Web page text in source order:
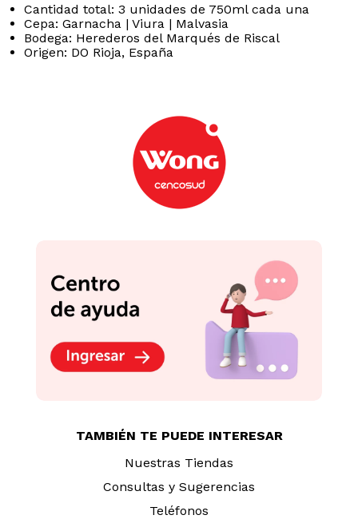
Cantidad total: 3 unidades de 750ml cada una
Cepa: Garnacha | Viura | Malvasia
Bodega: Herederos del Marqués de Riscal
Origen: DO Rioja, España
TAMBIÉN TE PUEDE INTERESAR
Nuestras Tiendas
Consultas y Sugerencias
Teléfonos